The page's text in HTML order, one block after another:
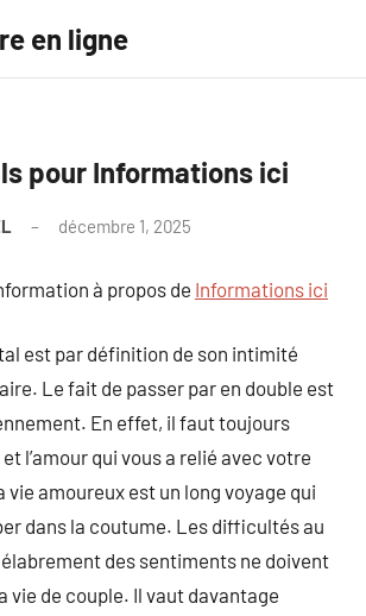
en ligne
pour Informations ici
décembre 1, 2025
à propos de Informations ici
est par définition de son intimité
Le fait de passer par en double est
En effet, il faut toujours
l’amour qui vous a relié avec votre
amoureux est un long voyage qui
dans la coutume. Les difficultés au
des sentiments ne doivent
vie de couple. Il vaut davantage